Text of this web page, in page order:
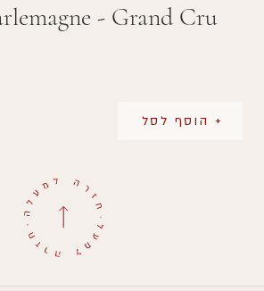
- Grand Cru
+ הוסף לסל